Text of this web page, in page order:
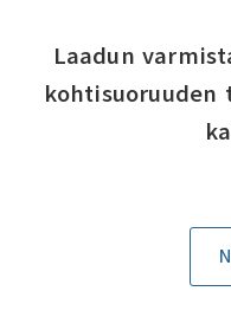
Laadun
kohtisuoruuden